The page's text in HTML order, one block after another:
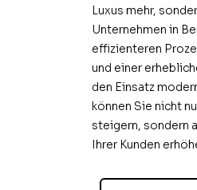
Luxus mehr,
Unternehmen in
effizienteren
und einer
den Einsatz
können Sie nicht
steigern, sondern
Ihrer Kunden